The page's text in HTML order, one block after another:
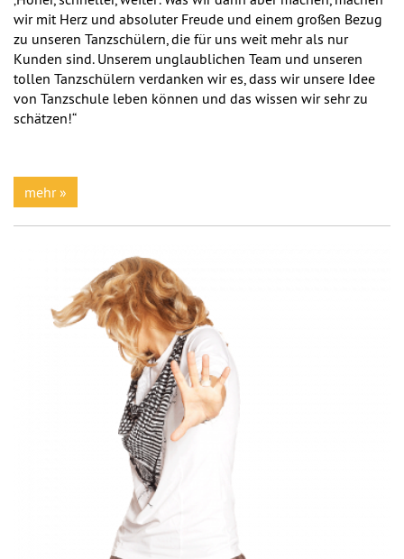
wir mit Herz und absoluter Freude und einem großen Bezug
zu unseren Tanzschülern, die für uns weit mehr als nur
Kunden sind. Unserem unglaublichen Team und unseren
tollen Tanzschülern verdanken wir es, dass wir unsere Idee
von Tanzschule leben können und das wissen wir sehr zu
schätzen!“
mehr »